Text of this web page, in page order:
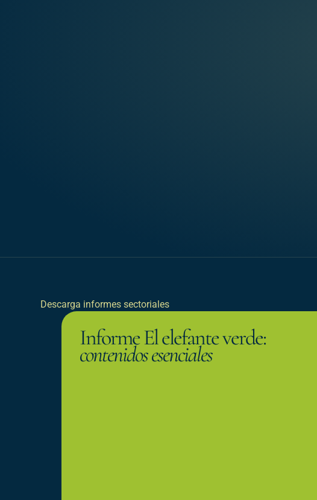
Descarga informes sectoriales
Informe El elefante verde:
contenidos esenciales